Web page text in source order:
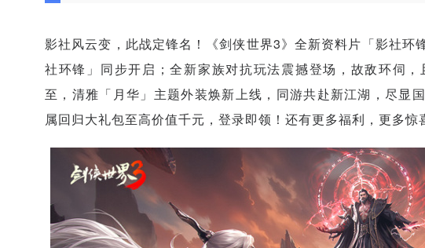
影社风云变，此战定锋名！《剑侠世界3》全新资料片「影社环
社环锋」同步开启；全新家族对抗玩法震撼登场，故敌环伺
至，清雅「月华」主题外装焕新上线，同游共赴新江湖，尽显
属回归大礼包至高价值千元，登录即领！还有更多福利，更多惊